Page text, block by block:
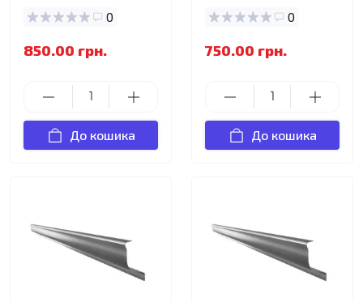
0
850.00 грн.
До кошика
0
750.00 грн.
До кошика